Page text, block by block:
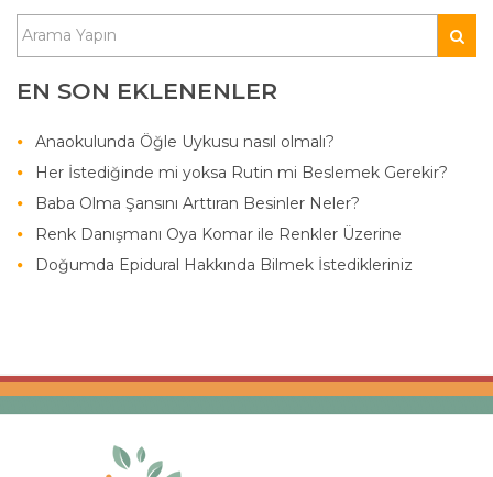
EN SON EKLENENLER
Anaokulunda Öğle Uykusu nasıl olmalı?
Her İstediğinde mi yoksa Rutin mi Beslemek Gerekir?
Baba Olma Şansını Arttıran Besinler Neler?
Renk Danışmanı Oya Komar ile Renkler Üzerine
Doğumda Epidural Hakkında Bilmek İstedikleriniz